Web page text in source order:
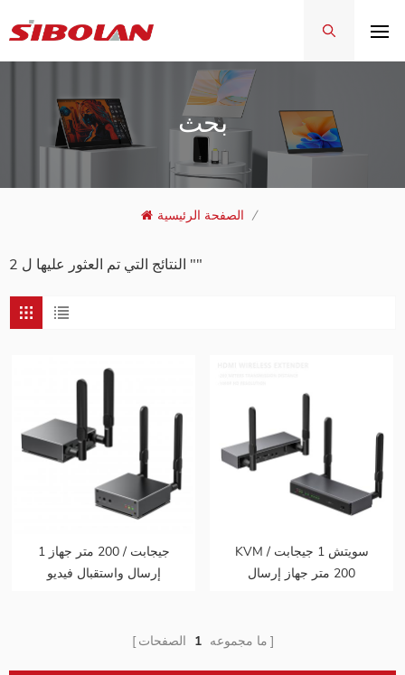
بحث
الصفحة الرئيسية /
2 النتائج التي تم العثور عليها ل ""
1 جيجابت / 200 متر جهاز
إرسال واستقبال فيديو
يدعم 1080p @ 60hz
KVM سويتش 1 جيجابت /
200 متر جهاز إرسال
بياني نقل ذاكرة الوصولما مجموعه 1 الصفحات